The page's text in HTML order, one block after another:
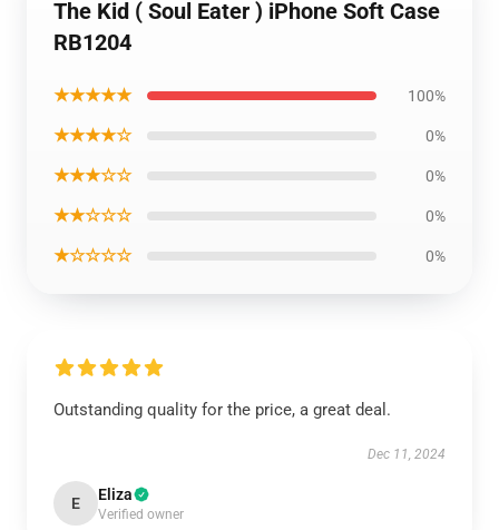
The Kid ( Soul Eater ) iPhone Soft Case
RB1204
★★★★★ 100%
★★★★☆ 0%
★★★☆☆ 0%
★★☆☆☆ 0%
★☆☆☆☆ 0%
Outstanding quality for the price, a great deal.
Dec 11, 2024
E Eliza
Verified owner